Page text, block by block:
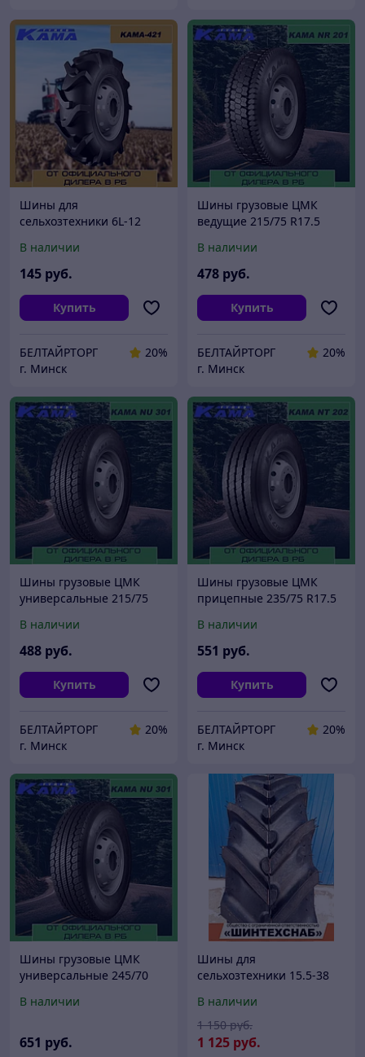
Шины для
сельхозтехники 6L-12
В наличии
145 руб.
Купить
БЕЛТАЙРТОРГ
20%
г. Минск
Шины грузовые ЦМК
ведущие 215/75 R17.5
В наличии
478 руб.
Купить
БЕЛТАЙРТОРГ
20%
г. Минск
Шины грузовые ЦМК
универсальные 215/75
В наличии
488 руб.
Купить
БЕЛТАЙРТОРГ
20%
г. Минск
Шины грузовые ЦМК
прицепные 235/75 R17.5
В наличии
551 руб.
Купить
БЕЛТАЙРТОРГ
20%
г. Минск
Шины грузовые ЦМК
универсальные 245/70
В наличии
651 руб.
Шины для
сельхозтехники 15.5-38
В наличии
1 125 руб.
1 150 руб.